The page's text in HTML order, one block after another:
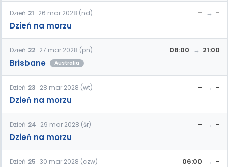
Dzień 21 26 mar 2028 (nd)
Dzień na morzu
– –
Dzień 22 27 mar 2028 (pn)
Brisbane Australia
08:00 21:00
Dzień 23 28 mar 2028 (wt)
Dzień na morzu
– –
Dzień 24 29 mar 2028 (śr)
Dzień na morzu
– –
Dzień 25 30 mar 2028 (czw) 06:00 –